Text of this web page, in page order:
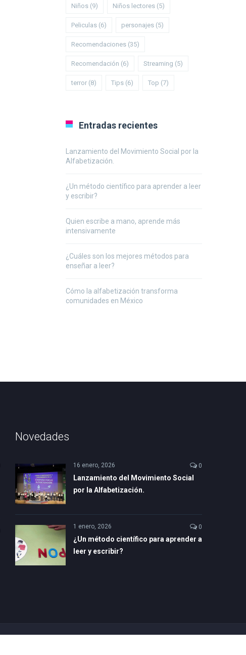
Niños (9) Niños lectores (5)
Peliculas (6) personajes (5)
Recomendaciones (35)
Recomendación (6) Streaming (5)
terror (8) Tips (6) Top (7)
Entradas recientes
Lanzamiento del Movimiento Social por la
Alfabetización.
¿Un método científico para aprender a leer
y escribir?
Quien escribe a mano, aprende más
intensivamente
¿Cuáles son los mejores métodos para
enseñar a leer?
Cómo la alfabetización transforma
comunidades en México
Novedades
16 enero, 2026 0
Lanzamiento del Movimiento Social
por la Alfabetización.
1 enero, 2026 0
¿Un método científico para aprender a
leer y escribir?